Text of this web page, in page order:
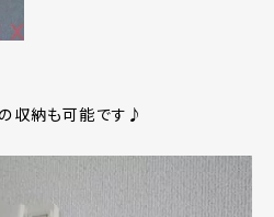
収納も可能です♪